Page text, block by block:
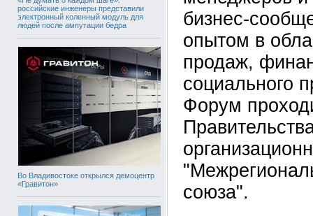
российские инженеры представили
электронный коленный модуль для
людей после ампутации бедра
Во Владивостоке открылся демоцентр
«Гравитон»
бизнес-
опытом в
продаж,
социального
Форум
союза".